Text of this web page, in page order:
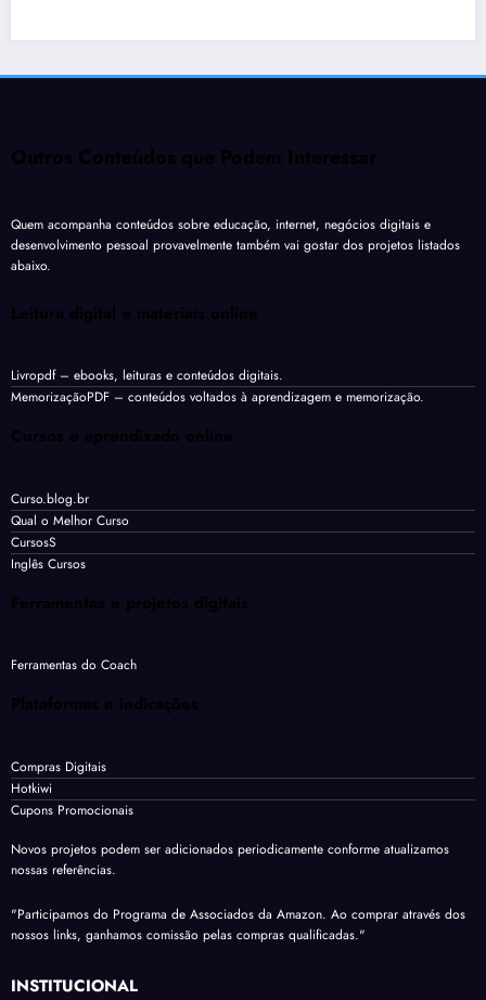
Outros Conteúdos que Podem Interessar
Quem acompanha conteúdos sobre educação, internet, negócios digitais e
desenvolvimento pessoal provavelmente também vai gostar dos projetos listados
abaixo.
Leitura digital e materiais online
Livropdf– ebooks, leituras e conteúdos digitais.
MemorizaçãoPDF – conteúdos voltados à aprendizagem e memorização.
Cursos e aprendizado online
Curso.blog.br
Qual o Melhor Curso
CursosS
Inglês Cursos
Ferramentas e projetos digitais
Ferramentas do Coach
Plataformas e indicações
Compras Digitais
Hotkiwi
Cupons Promocionais
Novos projetos podem ser adicionados periodicamente conforme atualizamos
nossas referências.
"Participamos do Programa de Associados da Amazon. Ao comprar através dos
nossos links, ganhamos comissão pelas compras qualificadas."
INSTITUCIONAL